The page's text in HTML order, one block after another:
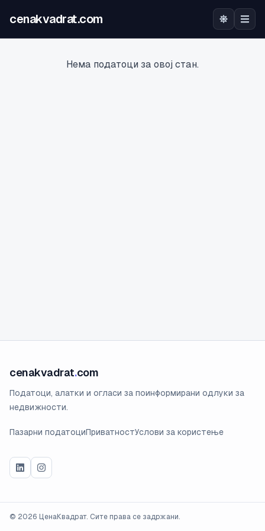
cenakvadrat.com
Нема податоци за овој стан.
cenakvadrat.com
Податоци, алатки и огласи за поинформирани одлуки за
недвижности.
Пазарни податоциПриватностУслови за користење
© 2026 ЦенаКвадрат. Сите права се задржани.